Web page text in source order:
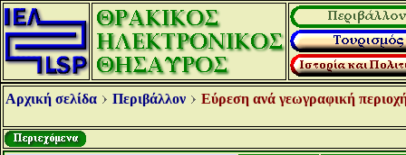
Αρχική σελίδα Περιβάλλον Εύρεση ανά γεωγραφική